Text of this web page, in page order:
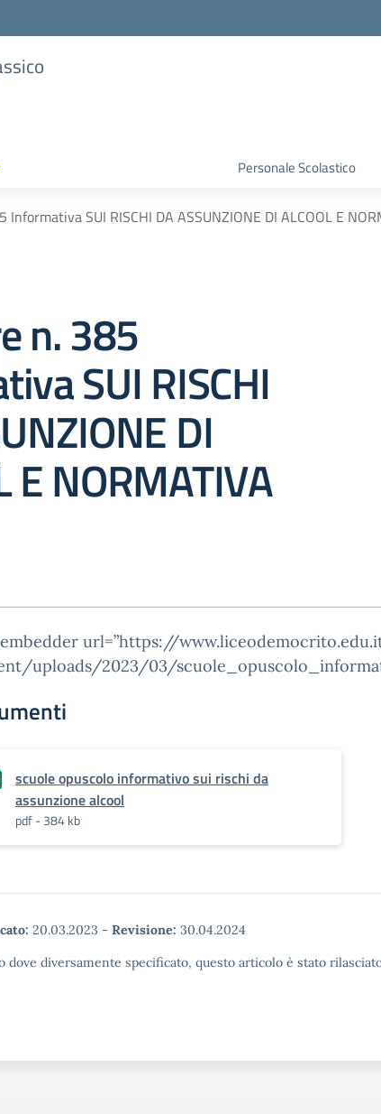
Personale Scolastico
Informativa SUI RISCHI DA ASSUNZIONE DI ALCOOL E
n. 385
SUI RISCHI
DI
E NORMATIVA
url=”https://
uploads/2023/03/
scuole opuscolo informativo sui rischi da
assunzione alcool
pdf - 384 kb
20.03.2023 - Revisione: 30.04.2024
dove diversamente specificato, questo articolo è stato